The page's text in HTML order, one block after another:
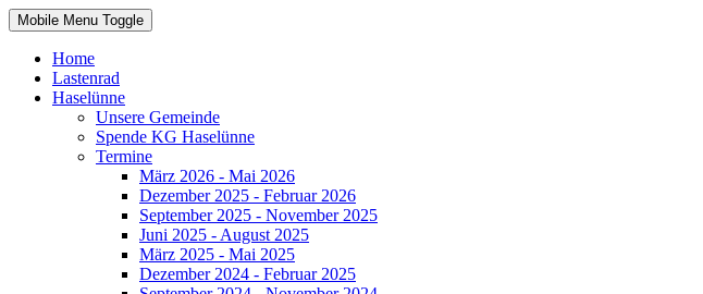
Mobile Menu Toggle
Home
Lastenrad
Haselünne
Unsere Gemeinde
Spende KG Haselünne
Termine
März 2026 - Mai 2026
Dezember 2025 - Februar 2026
September 2025 - November 2025
Juni 2025 - August 2025
März 2025 - Mai 2025
Dezember 2024 - Februar 2025